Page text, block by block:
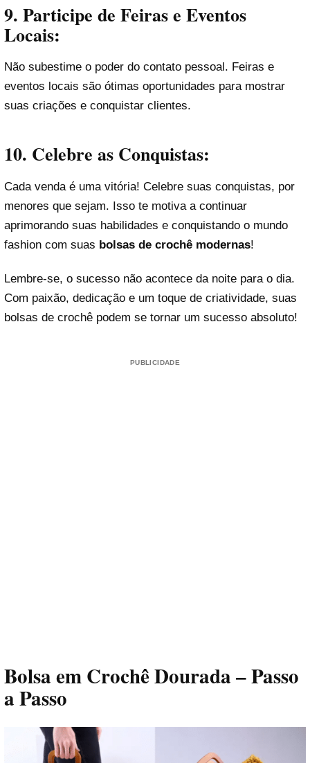
9. Participe de Feiras e Eventos
Locais:
Não subestime o poder do contato pessoal. Feiras e
eventos locais são ótimas oportunidades para mostrar
suas criações e conquistar clientes.
10. Celebre as Conquistas:
Cada venda é uma vitória! Celebre suas conquistas, por
menores que sejam. Isso te motiva a continuar
aprimorando suas habilidades e conquistando o mundo
fashion com suas bolsas de crochê modernas!
Lembre-se, o sucesso não acontece da noite para o dia.
Com paixão, dedicação e um toque de criatividade, suas
bolsas de crochê podem se tornar um sucesso absoluto!
PUBLICIDADE
Bolsa em Crochê Dourada – Passo
a Passo